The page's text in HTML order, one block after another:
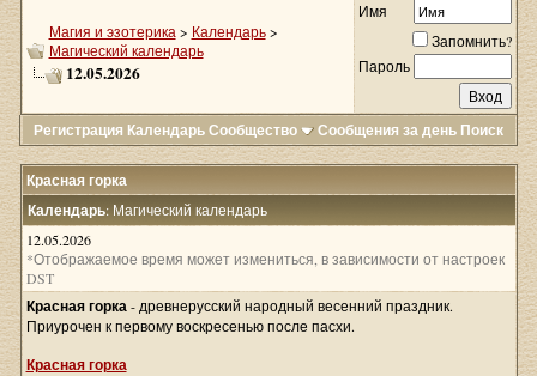
Магия и эзотерика > Календарь >
Магический календарь
12.05.2026
Имя
Запомнить?
Пароль
Регистрация КалендарьСообщество Сообщения за день Поиск
Красная горка
Календарь: Магический календарь
12.05.2026
*Отображаемое время может измениться, в зависимости от настроек
DST
Красная горка - древнерусский народный весенний праздник.
Приурочен к первому воскресенью после пасхи.
Красная горка